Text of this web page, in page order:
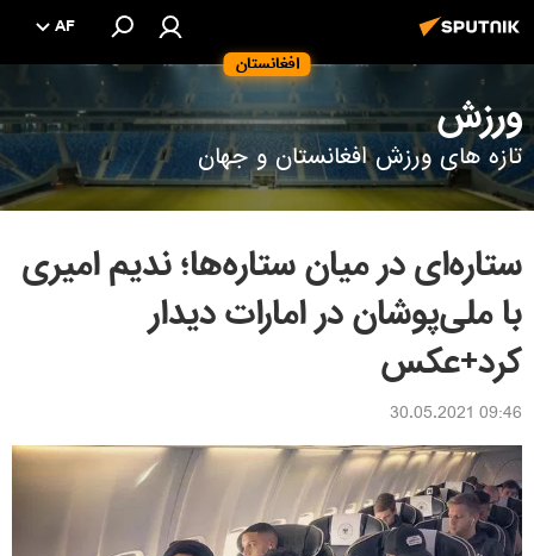
افغانستان
AF
ورزش
تازه های ورزش افغانستان و جهان
ستاره‌ای در میان ستاره‌ها؛ ندیم امیری
با ملی‌پوشان در امارات دیدار
کرد+عکس
09:46 30.05.2021